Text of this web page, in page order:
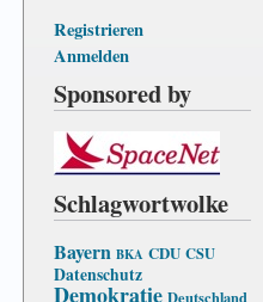
Registrieren
Anmelden
Sponsored by
Schlagwortwolke
Bayern BKA CDU CSU
Datenschutz
Demokratie Deutschland